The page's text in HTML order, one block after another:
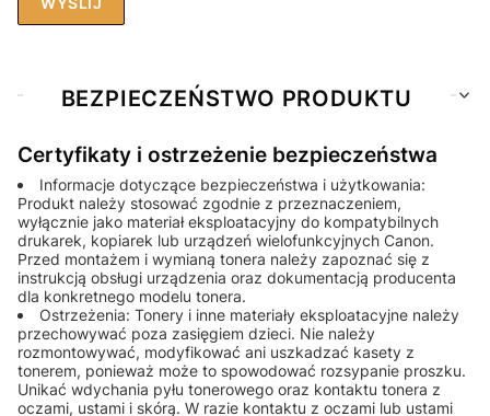
BEZPIECZEŃSTWO PRODUKTU
Certyfikaty i ostrzeżenie bezpieczeństwa
Informacje dotyczące bezpieczeństwa i użytkowania:
Produkt należy stosować zgodnie z przeznaczeniem,
wyłącznie jako materiał eksploatacyjny do kompatybilnych
drukarek, kopiarek lub urządzeń wielofunkcyjnych Canon.
Przed montażem i wymianą tonera należy zapoznać się z
instrukcją obsługi urządzenia oraz dokumentacją producenta
dla konkretnego modelu tonera.
Ostrzeżenia: Tonery i inne materiały eksploatacyjne należy
przechowywać poza zasięgiem dzieci. Nie należy
rozmontowywać, modyfikować ani uszkadzać kasety z
tonerem, ponieważ może to spowodować rozsypanie proszku.
Unikać wdychania pyłu tonerowego oraz kontaktu tonera z
oczami, ustami i skórą. W razie kontaktu z oczami lub ustami